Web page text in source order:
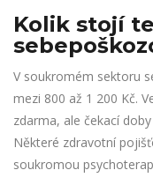
Kolik stojí
V soukromém sektoru
mezi 800 až 1 200 Kč.
zdarma, ale čekací
Některé zdravotní
soukromou